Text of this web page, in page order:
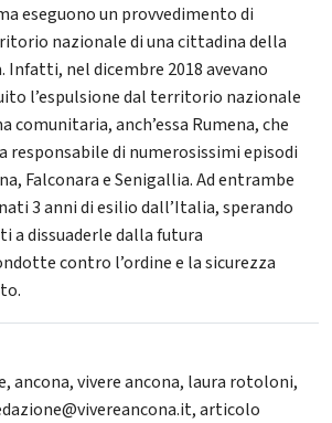
eseguono un provvedimento di
nazionale di una cittadina della
Infatti, nel dicembre 2018 avevano
l’espulsione dal territorio nazionale
comunitaria, anch’essa Rumena, che
responsabile di numerosissimi episodi
Falconara e Senigallia. Ad entrambe
3 anni di esilio dall’Italia, sperando
a dissuaderle dalla futura
contro l’ordine e la sicurezza
,ancona,vivere ancona, laura rotoloni,
,articolo